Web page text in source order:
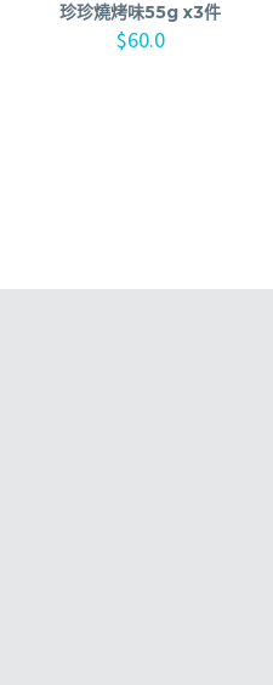
珍珍燒烤味55g x3件
$60.0